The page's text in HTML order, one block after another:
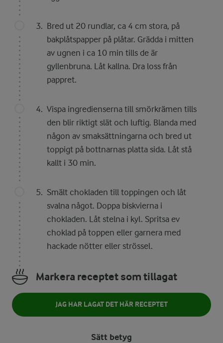
Bred ut 20 rundlar, ca 4 cm stora, på
bakplåtspapper på plåtar. Grädda i mitten
av ugnen i ca 10 min tills de är
gyllenbruna. Låt kallna. Dra loss från
pappret.
Vispa ingredienserna till smörkrämen tills
den blir riktigt slät och luftig. Blanda med
någon av smaksättningarna och bred ut
toppigt på bottnarnas platta sida. Låt stå
kallt i 30 min.
Smält chokladen till toppingen och låt
svalna något. Doppa biskvierna i
chokladen. Låt stelna i kyl. Spritsa ev
choklad på toppen eller garnera med
hackade nötter eller strössel.
Markera receptet som tillagat
JAG HAR LAGAT DET HÄR RECEPTET
Sätt betyg